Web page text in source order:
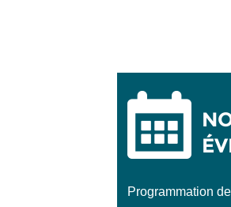
Programmation